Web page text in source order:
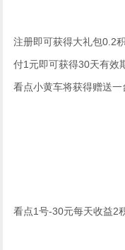
注册即可获得大礼包0.2
付1元即可获得30天有效
看点小黄车将获得赠送
看点1号-30元每天收益2